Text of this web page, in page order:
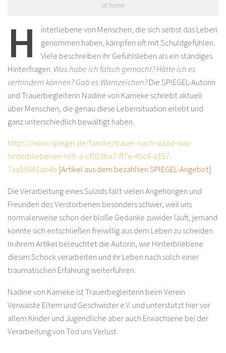
at home
H
interliebene von Menschen, die sich selbst das Leben
genommen haben, kämpfen oft mit Schuldgefühlen.
Viele beschreiben ihr Gefühlsleben als ein ständiges
Hinterfragen. Was habe ich falsch gemacht? Hätte ich es
verhindern können? Gab es Warnzeichen?Die SPIEGEL-Autorin
und Trauerbegleiterin Nadine von Kameke schreibt aktuell
über Menschen, die genau diese Lebensituation erlebt und
ganz unterschiedlich bewältigt haben.
https://www.spiegel.de/familie/trauer-nach-suizid-was-
hinterbliebenen-hilft-a-cf023ba7-ff7e-45c4-a157-
7aa55661ab4b [Artikel aus dem bezahlten SPIEGEL-Angebot]
Die Verarbeitung eines Suizids fällt vielen Angehörigen und
Freunden des Verstorbenen besonders schwer, weil uns
normalerweise schon der bloße Gedanke zuwider läuft, jemand
könnte sich entschließen freiwillig aus dem Leben zu scheiden.
In ihrem Artikel beleuchtet die Autorin, wie Hinterbliebene
diesen Schock verarbeiten und ihr Leben nach solch einer
traumatischen Erfahrung weiterführen.
Nadine von Kameke ist Trauerbegleiterin beim Verein
Verwaiste Eltern und Geschwister e.V. und unterstützt hier vor
allem Kinder und Jugendliche aber auch Erwachsene bei der
Verarbeitung von Tod uns Verlust.